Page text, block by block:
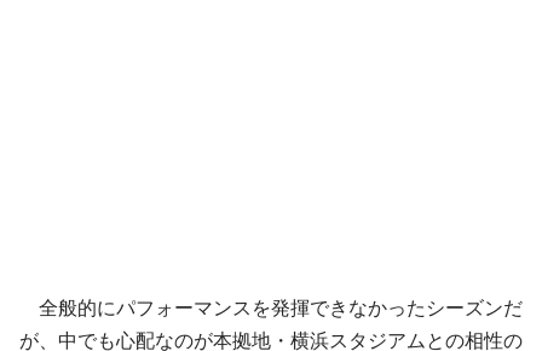
全般的にパフォーマンスを発揮できなかったシーズンだ
が、中でも心配なのが本拠地・横浜スタジアムとの相性の